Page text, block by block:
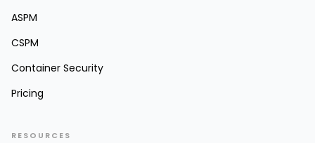
ASPM
CSPM
Container Security
Pricing
RESOURCES